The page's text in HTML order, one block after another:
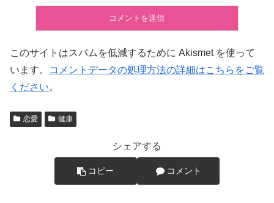
このサイトはスパムを低減するために Akismet を使って
います。
コメントデータの処理方法の詳細はこちらをご覧
ください。
恋愛 健康
シェアする
コピー コメント